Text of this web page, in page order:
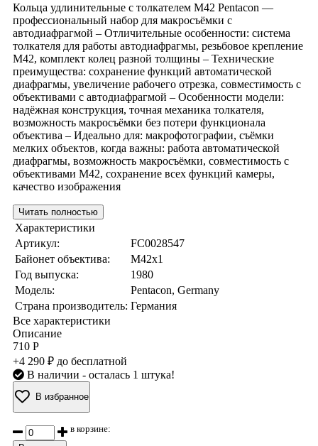
Кольца удлинительные с толкателем М42 Pentacon —
профессиональный набор для макросъёмки с
автодиафрагмой – Отличительные особенности: система
толкателя для работы автодиафрагмы, резьбовое крепление
М42, комплект колец разной толщины – Технические
преимущества: сохранение функций автоматической
диафрагмы, увеличение рабочего отрезка, совместимость с
объективами с автодиафрагмой – Особенности модели:
надёжная конструкция, точная механика толкателя,
возможность макросъёмки без потери функционала
объектива – Идеально для: макрофотографии, съёмки
мелких объектов, когда важны: работа автоматической
диафрагмы, возможность макросъёмки, совместимость с
объективами М42, сохранение всех функций камеры,
качество изображения
Читать полностью
Характеристики
Артикул:
FC0028547
Байонет объектива:
M42x1
Год выпуска:
1980
Модель:
Pentacon, Germany
Страна производитель: Германия
Все характеристики
Описание
710 Р
+4 290 ₽ до бесплатной
В наличии - осталась 1 штука!
В избранное
в корзине: